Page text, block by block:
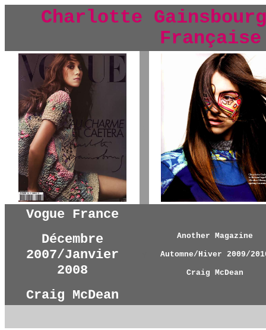
Charlotte
Française
Vogue France
Décembre
2007/Janvier
2008
Craig McDean
Another Magazine
Automne/Hiver 2009/
Craig McDean